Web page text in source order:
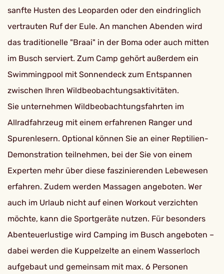
sanfte Husten des Leoparden oder den eindringlich
vertrauten Ruf der Eule. An manchen Abenden wird
das traditionelle "Braai" in der Boma oder auch mitten
im Busch serviert. Zum Camp gehört außerdem ein
Swimmingpool mit Sonnendeck zum Entspannen
zwischen Ihren Wildbeobachtungsaktivitäten.
Sie unternehmen Wildbeobachtungsfahrten im
Allradfahrzeug mit einem erfahrenen Ranger und
Spurenlesern. Optional können Sie an einer Reptilien-
Demonstration teilnehmen, bei der Sie von einem
Experten mehr über diese faszinierenden Lebewesen
erfahren. Zudem werden Massagen angeboten. Wer
auch im Urlaub nicht auf einen Workout verzichten
möchte, kann die Sportgeräte nutzen. Für besonders
Abenteuerlustige wird Camping im Busch angeboten –
dabei werden die Kuppelzelte an einem Wasserloch
aufgebaut und gemeinsam mit max. 6 Personen